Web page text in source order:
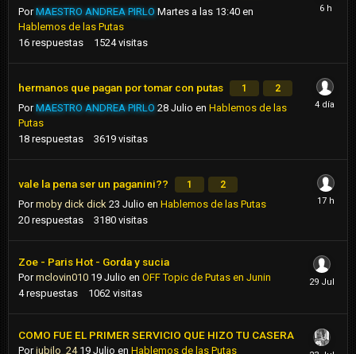
PorMAESTRO ANDREA PIRLO Martes a las 13:40 en
Hablemos de las Putas
16 respuestas 1524 visitas
hermanos que pagan por tomar con putas 1 2
PorMAESTRO ANDREA PIRLO 28 Julio en Hablemos de las
Putas
18 respuestas 3619 visitas
vale la pena ser un paganini?? 1 2
Pormoby dick dick 23 Julio en Hablemos de las Putas
20 respuestas 3180 visitas
Zoe - Paris Hot - Gorda y sucia
Pormclovin010 19 Julio en OFF Topic de Putas en Junin
4 respuestas 1062 visitas
COMO FUE EL PRIMER SERVICIO QUE HIZO TU CASERA
Porjubilo_24 19 Julio en Hablemos de las Putas